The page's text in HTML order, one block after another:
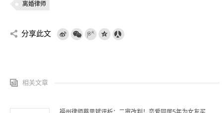
离婚律师
分享此文
相关文章